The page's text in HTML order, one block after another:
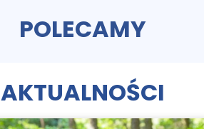
POLECAMY
AKTUALNOŚCI